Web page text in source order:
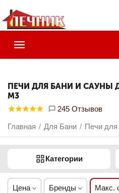
ПЕЧИ ДЛЯ БАНИ И САУНЫ
М3
245 Отзывов
Главная / Для Бани / Печи для
Категории
Цена Бренды Макс.